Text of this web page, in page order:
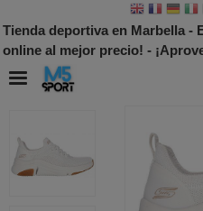
Tienda deportiva en Marbella -
online al mejor precio! -